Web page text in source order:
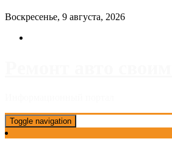
Воскресенье, 9 августа, 2026
Toggle navigation